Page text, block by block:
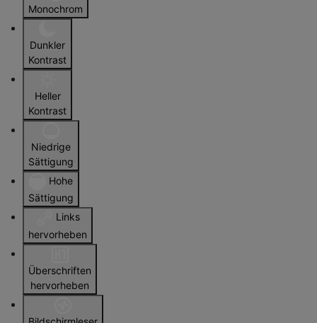
Monochrom
Dunkler
Kontrast
Heller
Kontrast
Niedrige
Sättigung
Hohe
Sättigung
Links
hervorheben
Überschriften
hervorheben